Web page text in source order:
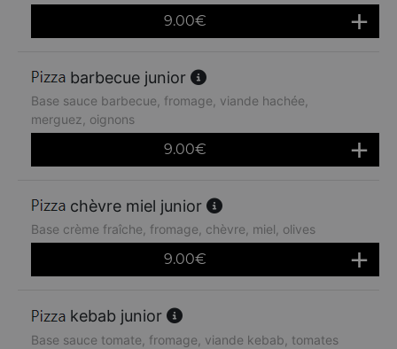
9.00€
barbecue junior
Base sauce barbecue, fromage, viande hachée,
merguez, oignons
9.00€
chèvre miel junior
Base crème fraîche, fromage, chèvre, miel, olives
9.00€
kebab junior
Base sauce tomate, fromage, viande kebab, tomates